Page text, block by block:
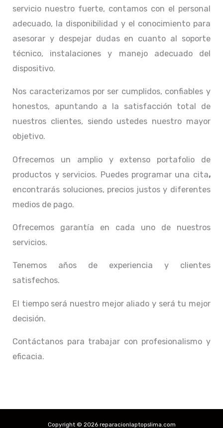
servicio nuestro fuerte, contamos con el personal
adecuado, la disponibilidad y el conocimiento para
asesorar y despejar dudas en cuanto al soporte
técnico, instalaciones y manejo adecuado del
dispositivo.
Nos caracterizamos por ser cumplidos, confiables y
honestos, apuntando a la satisfacción total de
nuestros clientes, siendo ustedes nuestro mayor
objetivo.
Ofrecemos un amplio y extenso portafolio de
productos y servicios. Puedes programar una cita,
encontrarás soluciones, precios justos y diferentes
medios de pago.
Ofrecemos garantía en cada uno de nuestros
servicios.
Tenemos años de experiencia y clientes
satisfechos.
El tiempo será nuestro mejor aliado y será tu mejor
decisión.
Contáctanos para trabajar con profesionalismo y
eficacia.
Copyright © 2026 reparacionlaptopslima.com